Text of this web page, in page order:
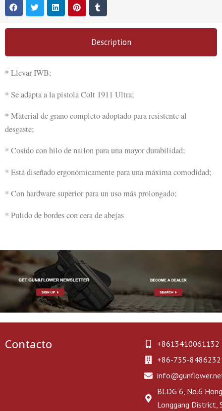
Description
* Llevar IWB;
* Se adapta a la pistola Colt 1911 Ultra;
* Material de grano completo adoptado para resistente al
desgaste;
* Cosido con hilo de nailon para una mayor durabilidad;
* Está diseñado ergonómicamente para una máxima comodidad;
* Con hardware superior para un uso más prolongado;
* Pulido de bordes con cera de abejas
Contacto
+8613410061132
+86-755-
BLDG 6, No.6
Longgang District,